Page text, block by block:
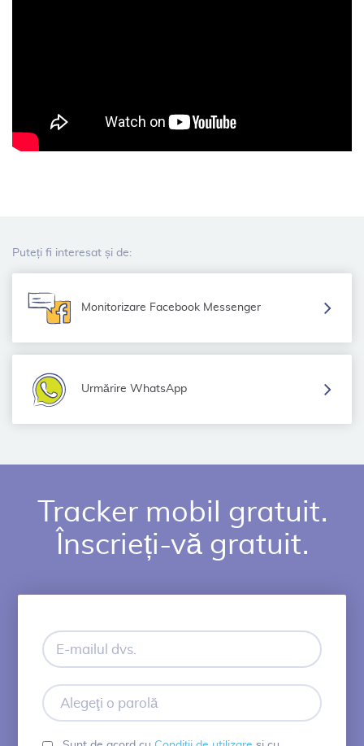
Puteți fi interesat și de:
Monitorizare Facebook Messenger
Urmărire WhatsApp
Tracker mobil gratuit.
Înscrieți-vă gratuit.